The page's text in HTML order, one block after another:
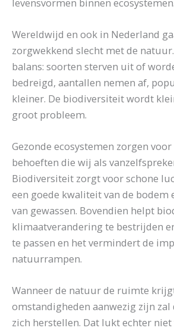
Wereldwijd en ook in Nederland
zorgwekkend slecht met de
balans: soorten sterven uit of
bedreigd, aantallen nemen af,
kleiner. De biodiversiteit wordt
groot probleem.
Gezonde ecosystemen zorgen
behoeften die wij als
Biodiversiteit zorgt voor schone
een goede kwaliteit van de bodem
van gewassen. Bovendien helpt
klimaatverandering te bestrijden
te passen en het vermindert de
natuurrampen.
Wanneer de natuur de ruimte
omstandigheden aanwezig zijn
zich herstellen. Dat lukt echter